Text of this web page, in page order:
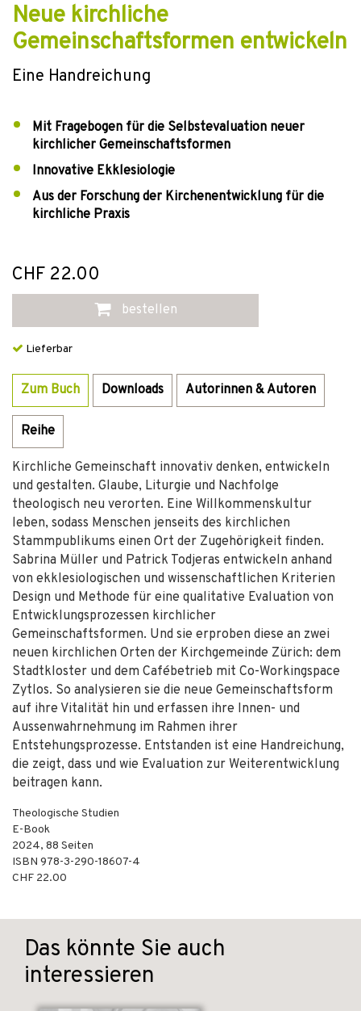
Neue kirchliche
Gemeinschaftsformen entwickeln
Eine Handreichung
Mit Fragebogen für die Selbstevaluation neuer
kirchlicher Gemeinschaftsformen
Innovative Ekklesiologie
Aus der Forschung der Kirchenentwicklung für die
kirchliche Praxis
CHF 22.00
bestellen
Lieferbar
Zum Buch Downloads Autorinnen & Autoren
Reihe
Kirchliche Gemeinschaft innovativ denken, entwickeln
und gestalten. Glaube, Liturgie und Nachfolge
theologisch neu verorten. Eine Willkommenskultur
leben, sodass Menschen jenseits des kirchlichen
Stammpublikums einen Ort der Zugehörigkeit finden.
Sabrina Müller und Patrick Todjeras entwickeln anhand
von ekklesiologischen und wissenschaftlichen Kriterien
Design und Methode für eine qualitative Evaluation von
Entwicklungsprozessen kirchlicher
Gemeinschaftsformen. Und sie erproben diese an zwei
neuen kirchlichen Orten der Kirchgemeinde Zürich: dem
Stadtkloster und dem Cafébetrieb mit Co-Workingspace
Zytlos. So analysieren sie die neue Gemeinschaftsform
auf ihre Vitalität hin und erfassen ihre Innen- und
Aussenwahrnehmung im Rahmen ihrer
Entstehungsprozesse. Entstanden ist eine Handreichung,
die zeigt, dass und wie Evaluation zur Weiterentwicklung
beitragen kann.
Theologische Studien
E-Book
2024, 88 Seiten
ISBN 978-3-290-18607-4
CHF 22.00
Das könnte Sie auch
interessieren